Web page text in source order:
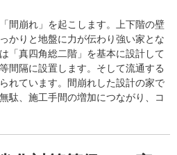
間崩れ」を起こします。上下階の壁
かりと地盤に力が伝わり強い家とな
「真四角総二階」を基本に設計して
間隔に設置します。そして流通する
れています。間崩れした設計の家で
駄、施工手間の増加につながり、コ